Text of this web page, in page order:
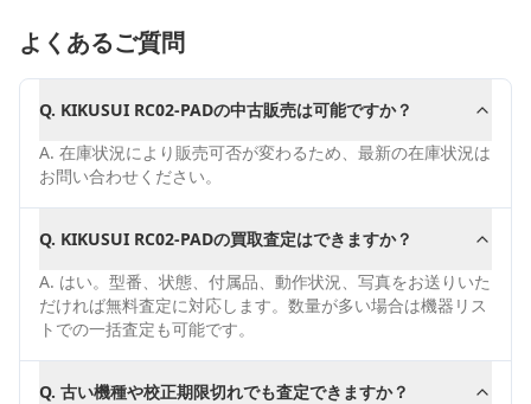
よくあるご質問
Q. KIKUSUI RC02-PADの中古販売は可能ですか？
A. 在庫状況により販売可否が変わるため、最新の在庫状況は
お問い合わせください。
Q. KIKUSUI RC02-PADの買取査定はできますか？
A. はい。型番、状態、付属品、動作状況、写真をお送りいた
だければ無料査定に対応します。数量が多い場合は機器リス
トでの一括査定も可能です。
Q. 古い機種や校正期限切れでも査定できますか？